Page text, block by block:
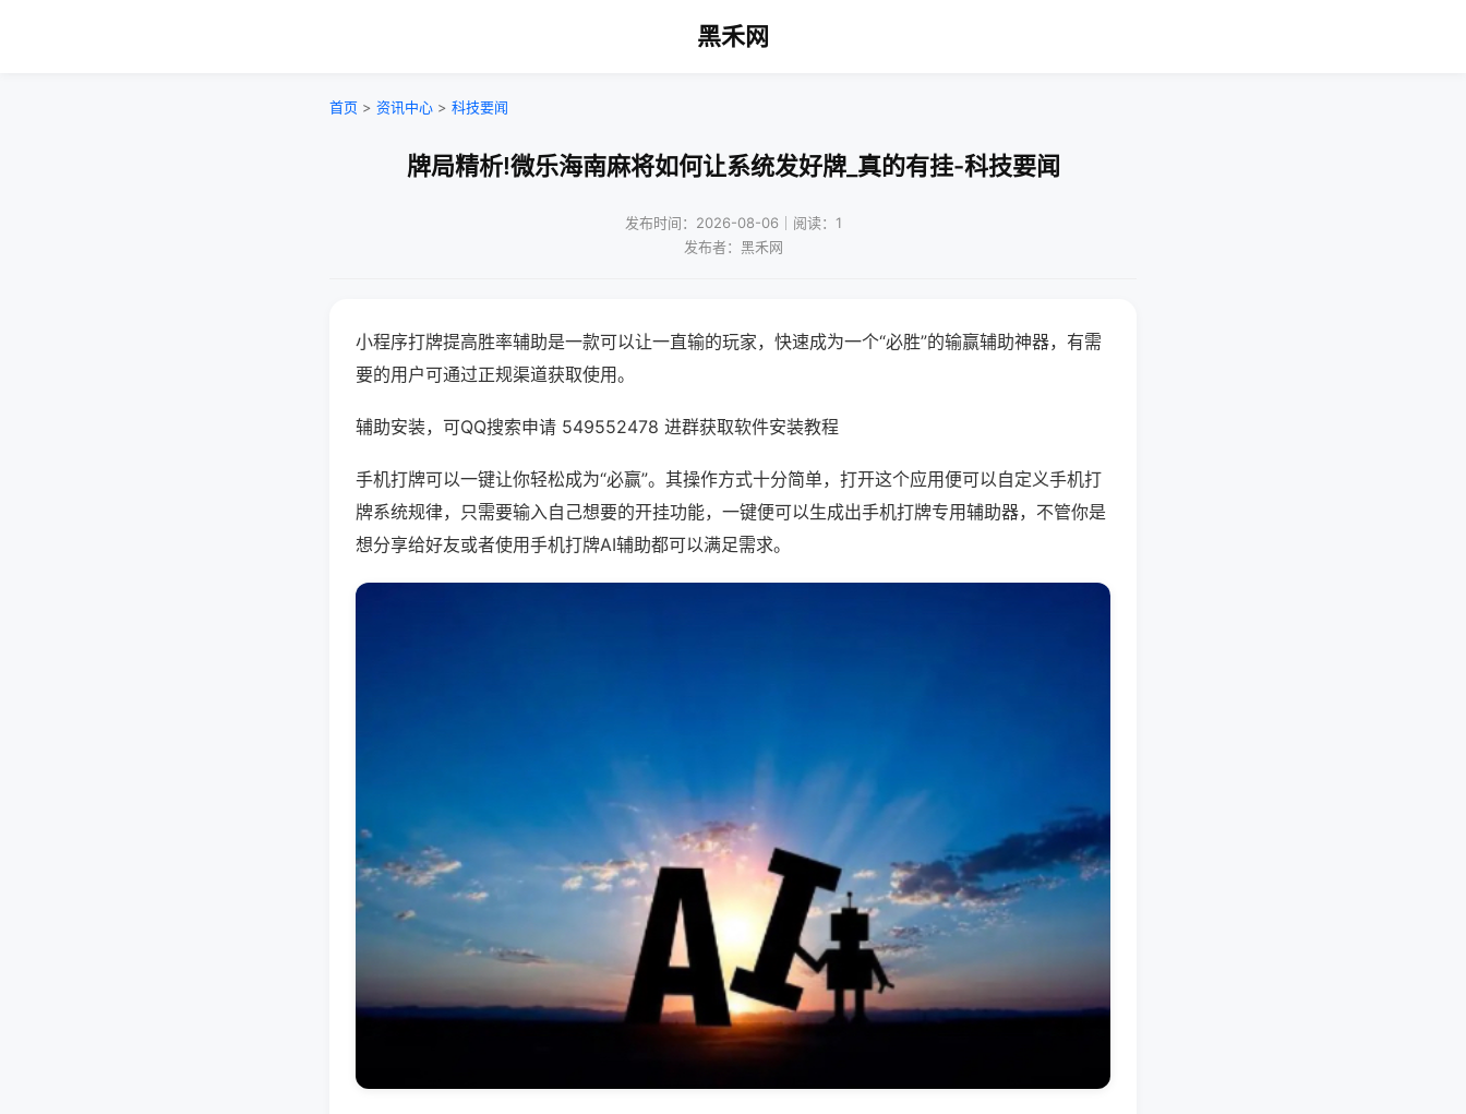
黑禾网
首页 > 资讯中心 > 科技要闻
牌局精析!微乐海南麻将如何让系统发好牌_真的有挂-科技要闻
发布时间：2026-08-06｜阅读：1
发布者：黑禾网
小程序打牌提高胜率辅助是一款可以让一直输的玩家，快速成为一个“必胜”的输赢辅助神器，有需
要的用户可通过正规渠道获取使用。
辅助安装，可QQ搜索申请 549552478 进群获取软件安装教程
手机打牌可以一键让你轻松成为“必赢”。其操作方式十分简单，打开这个应用便可以自定义手机打
牌系统规律，只需要输入自己想要的开挂功能，一键便可以生成出手机打牌专用辅助器，不管你是
想分享给好友或者使用手机打牌AI辅助都可以满足需求。